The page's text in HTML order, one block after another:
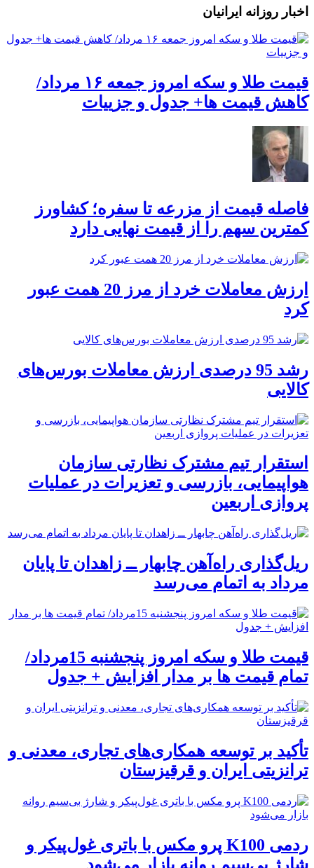
اخبار روزانه ایرانیان
قیمت طلا و سکه امروز جمعه ۱۶ مرداد/
کاهش قیمت ها+ جدول و جزییات
فاصله قیمت از مزرعه تا سفره؛ کشاورز
کمترین سهم را از قیمت نهایی دارد
ارزش معاملات خرد از مرز 20 همت عبور
کرد
رشد 95 درصدی ارزش معاملات بورس‌های
کالایی
استقرار تیم مشترک نظارتی سازمان
هواپیمایی، بازرسی و تعزیرات در عملیات
پروازی اربعین
ریل‌گذاری راه‌آهن چابهار ــ زاهدان تا پایان
مرداد به اتمام می‌رسد
قیمت طلا و سکه امروز پنجشنبه 15مرداد/
تمام قیمت ها بر مدار افزایش + جدول
تأکید بر توسعه همکاری‌های تجاری، معدنی و
ترانزیتی ایران و قرقیزستان
ردمی K100 پرو مکس با باتری غول‌پیکر و
شارژ بی‌سیم روانه بازار می‌شود